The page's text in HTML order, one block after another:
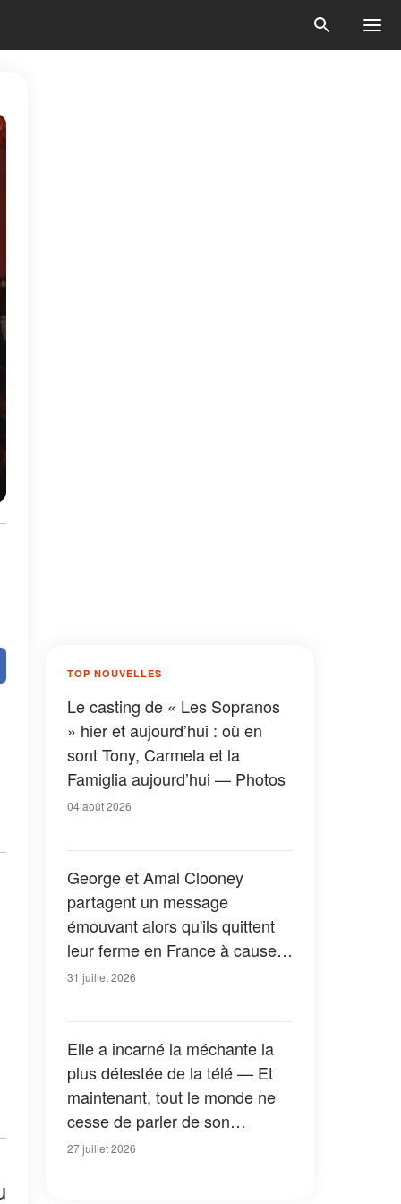
TOP NOUVELLES
Le casting de « Les Sopranos
» hier et aujourd’hui : où en
sont Tony, Carmela et la
Famiglia aujourd’hui — Photos
04 août 2026
George et Amal Clooney
partagent un message
émouvant alors qu'ils quittent
leur ferme en France à cause
des feux de forêt — Tous les
31 juillet 2026
Elle a incarné la méchante la
plus détestée de la télé — Et
maintenant, tout le monde ne
cesse de parler de son
apparition dans la nouvelle
27 juillet 2026